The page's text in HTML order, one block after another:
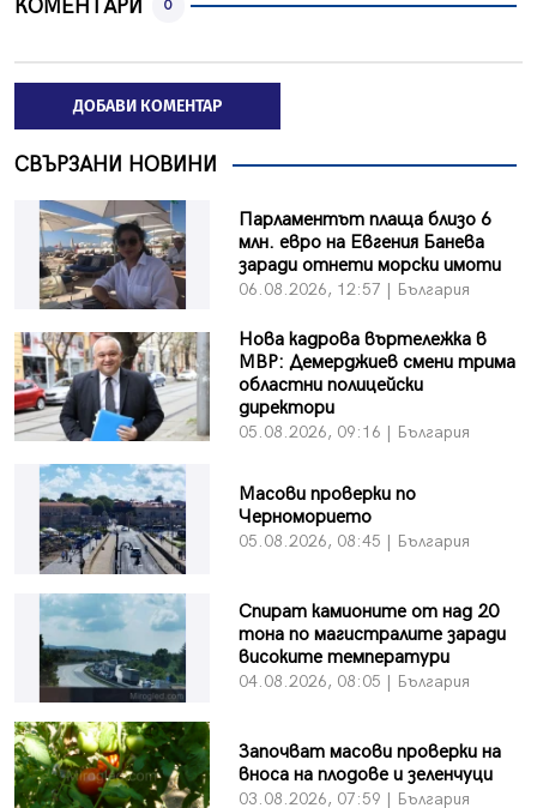
КОМЕНТАРИ 0
ДОБАВИ КОМЕНТАР
СВЪРЗАНИ НОВИНИ
Парламентът плаща близо 6
млн. евро на Евгения Банева
заради отнети морски имоти
06.08.2026, 12:57 | България
Нова кадрова въртележка в
МВР: Демерджиев смени трима
областни полицейски
директори
05.08.2026, 09:16 | България
Масови проверки по
Черноморието
05.08.2026, 08:45 | България
Спират камионите от над 20
тона по магистралите заради
високите температури
04.08.2026, 08:05 | България
Започват масови проверки на
вноса на плодове и зеленчуци
03.08.2026, 07:59 | България